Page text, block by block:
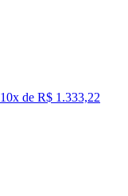
10x de R$ 1.333,22